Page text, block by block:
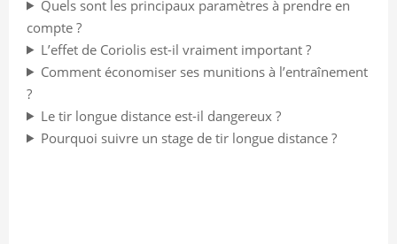
Quels sont les principaux paramètres à prendre en
compte ?
L’effet de Coriolis est-il vraiment important ?
Comment économiser ses munitions à l’entraînement
?
Le tir longue distance est-il dangereux ?
Pourquoi suivre un stage de tir longue distance ?